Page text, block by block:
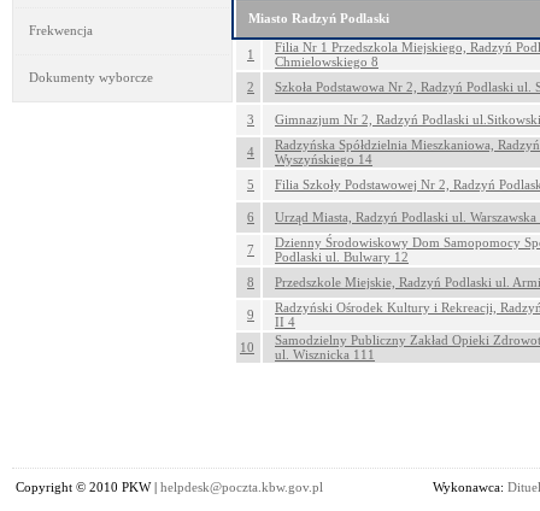
Frekwencja
Dokumenty wyborcze
Miasto Radzyń Podlaski
1
Filia Nr 1 Przedszkola Miejskiego, Radzyń
Chmielowskiego 8
2
Szkoła Podstawowa Nr 2, Radzyń Podlaski ul.
3 Gimnazjum Nr 2, Radzyń Podlaski
4
Radzyńska Spółdzielnia Mieszkaniowa,
Wyszyńskiego 14
5
Filia Szkoły Podstawowej Nr 2, Radzyń
6 Urząd Miasta, Radzyń Podlaski ul. Warszawska
7
Dzienny Środowiskowy Dom Samopomocy
Podlaski ul. Bulwary 12
8
Przedszkole Miejskie, Radzyń Podlaski ul.
9
Radzyński Ośrodek Kultury i Rekreacji,
II 4
10
Samodzielny Publiczny Zakład Opieki
ul. Wisznicka 111
Copyright © 2010 PKW | helpdesk@poczta.kbw.gov.pl Wykonawca: